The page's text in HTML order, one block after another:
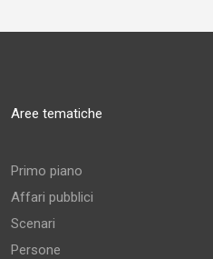
Aree tematiche
Primo piano
Affari pubblici
Scenari
Persone